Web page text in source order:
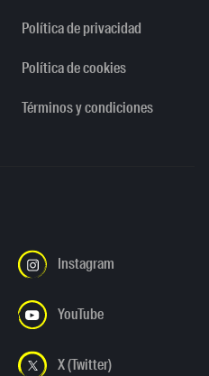
Política de privacidad
Política de cookies
Términos y condiciones
Instagram
YouTube
X (Twitter)